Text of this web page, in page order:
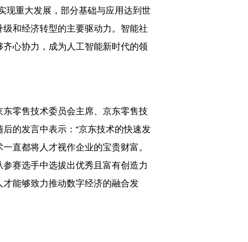
现重大发展，部分基础与应用达到世
和经济转型的主要驱动力。智能社
心协力，成为人工智能新时代的领
零售技术委员会主席、京东零售技
的发言中表示：“京东技术的快速发
直都将人才视作企业的宝贵财富。
赛选手中选拔出优秀且富有创造力
能够致力推动数字经济的融合发